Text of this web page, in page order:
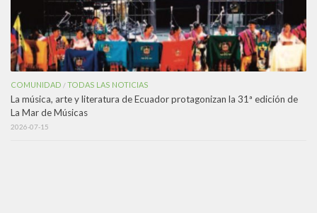
COMUNIDAD /TODAS LAS NOTICIAS
La música, arte y literatura de Ecuador protagonizan la 31ª edición de
La Mar de Músicas
2026-07-15